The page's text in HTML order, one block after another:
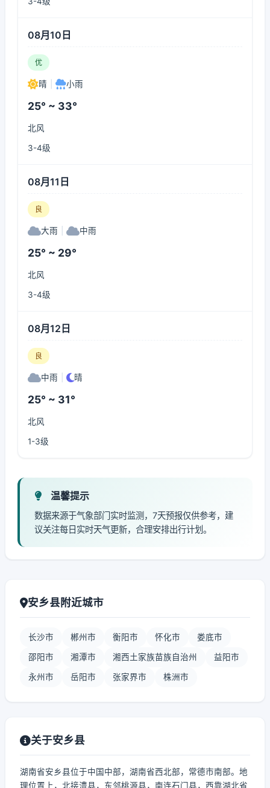
08月10日
优
晴 小雨
25° ~ 33°
北风
3-4级
08月11日
良
大雨 中雨
25° ~ 29°
北风
3-4级
08月12日
良
中雨 晴
25° ~ 31°
北风
1-3级
温馨提示
数据来源于气象部门实时监测，7天预报仅供参考，建
议关注每日实时天气更新，合理安排出行计划。
安乡县附近城市
长沙市 郴州市 衡阳市 怀化市 娄底市
邵阳市 湘潭市 湘西土家族苗族自治州 益阳市
永州市 岳阳市 张家界市 株洲市
关于安乡县
湖南省安乡县位于中国中部，湖南省西北部，常德市南部。地
理位置上，北接澧县，东邻桃源县，南连石门县，西靠湖北省